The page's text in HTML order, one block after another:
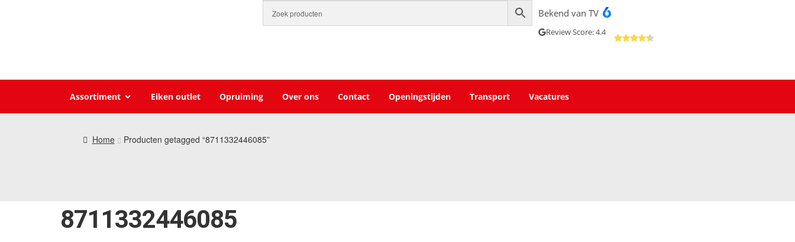
Bekend van TV
Review Score: 4.4
Assortiment Eiken outlet Opruiming Over ons Contact Openingstijden Transport Vacatures
Home Producten getagged “8711332446085”
8711332446085